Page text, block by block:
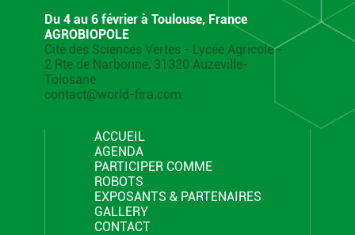
Du 4 au 6 février à Toulouse, France
AGROBIOPOLE
Cité des Sciences Vertes - Lycée Agricole -
2 Rte de Narbonne, 31320 Auzeville-
Tolosane
contact@world-fira.com
ACCUEIL
AGENDA
PARTICIPER COMME
ROBOTS
EXPOSANTS & PARTENAIRES
GALLERY
CONTACT